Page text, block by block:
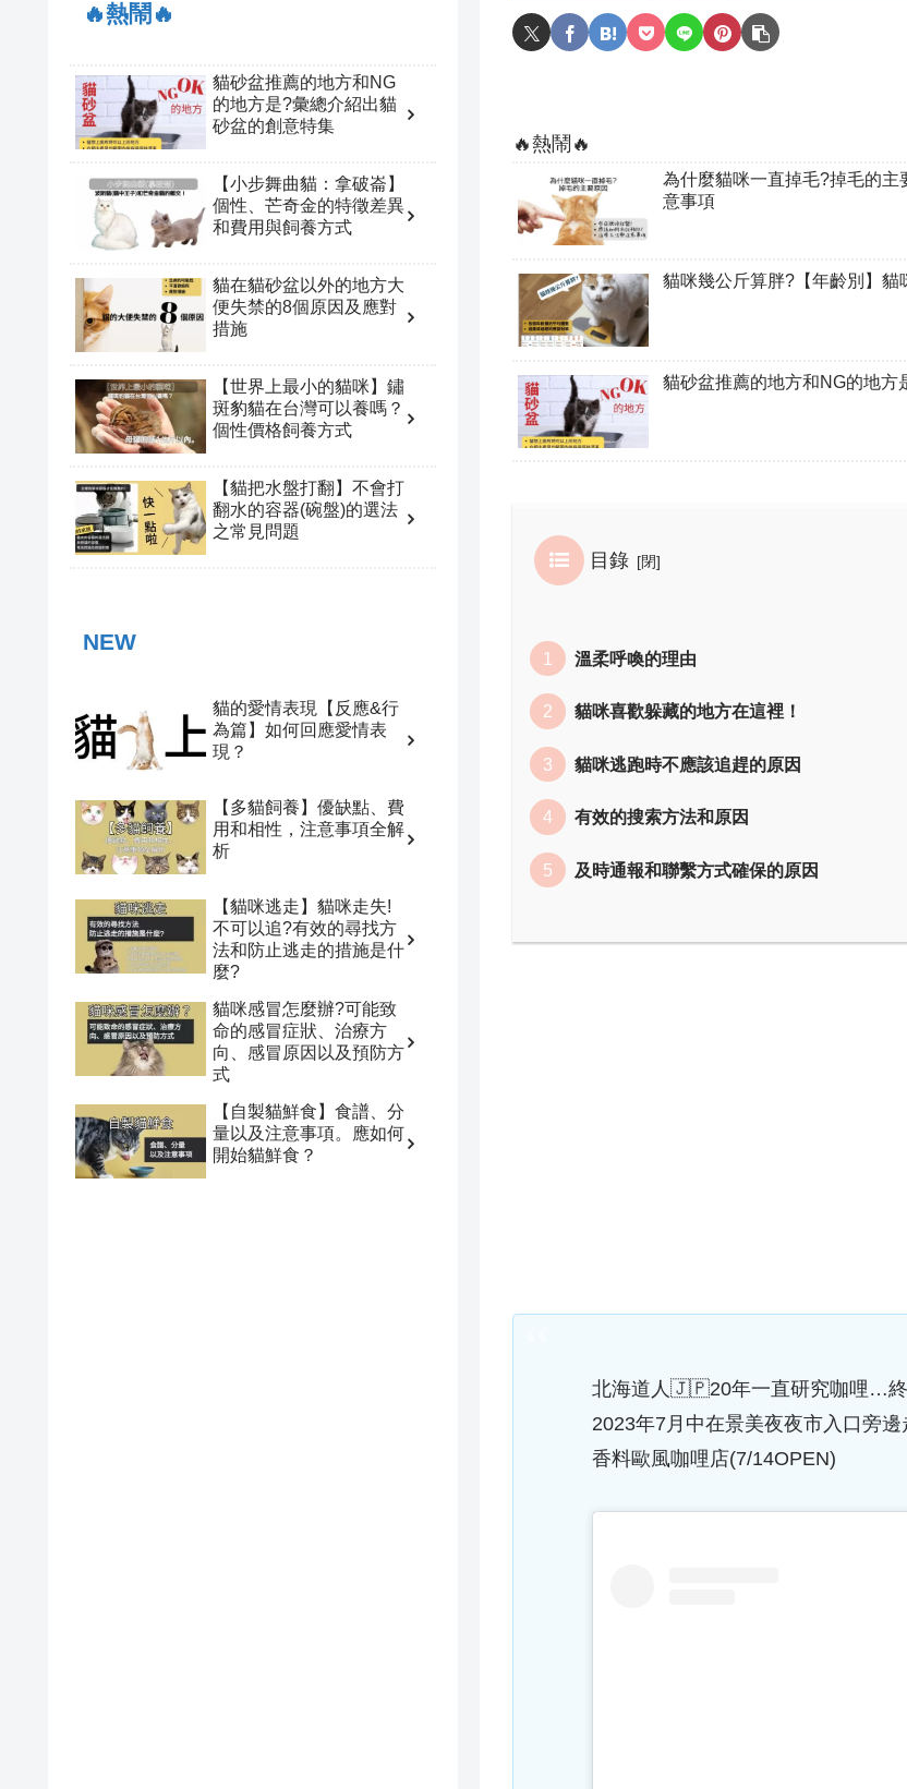
🔥熱鬧🔥
為什麼貓咪一直掉毛?掉毛的
意事項
貓咪幾公斤算胖?【年齡別】
貓砂盆推薦的地方和NG的地方
目錄
溫柔呼喚的理由
貓咪喜歡躲藏的地方在這裡！
貓咪逃跑時不應該追趕的原因
有效的搜索方法和原因
及時通報和聯繫方式確保的原因
北海道人🇯🇵20年一直研究咖哩…終
2023年7月中在景美夜夜市入口旁邊
香料歐風咖哩店(7/14OPEN)
🔥熱鬧🔥
貓砂盆推薦的地方和NG
的地方是?彙總介紹出貓
砂盆的創意特集
【小步舞曲貓：拿破崙】
個性、芒奇金的特徵差異
和費用與飼養方式
貓在貓砂盆以外的地方大
便失禁的8個原因及應對
措施
【世界上最小的貓咪】鏽
斑豹貓在台灣可以養嗎？
個性價格飼養方式
【貓把水盤打翻】不會打
翻水的容器(碗盤)的選法
之常見問題
NEW
貓的愛情表現【反應&行
為篇】如何回應愛情表
現？
【多貓飼養】優缺點、費
用和相性，注意事項全解
析
【貓咪逃走】貓咪走失!
不可以追?有效的尋找方
法和防止逃走的措施是什
麼?
貓咪感冒怎麼辦?可能致
命的感冒症狀、治療方
向、感冒原因以及預防方
式
【自製貓鮮食】食譜、分
量以及注意事項。應如何
開始貓鮮食？